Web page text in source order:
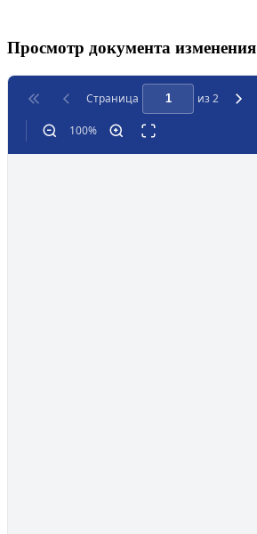
Просмотр документа изменения